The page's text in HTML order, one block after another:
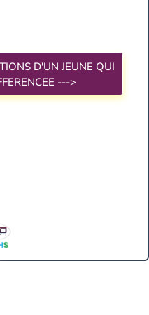
D'UN JEUNE QUI
--->